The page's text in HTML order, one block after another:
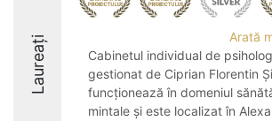
Laureați
Arată
Cabinetul individual de
gestionat de Ciprian Florentin
funcționează în domeniul
mintale și este localizat în